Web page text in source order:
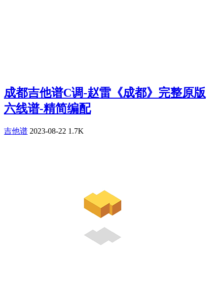
成都吉他谱C调-赵雷《成都》完整原版
六线谱-精简编配
吉他谱 2023-08-22 1.7K